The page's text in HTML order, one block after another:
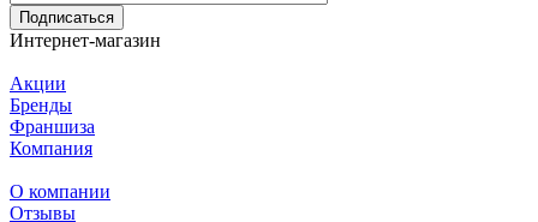
Подписаться
Интернет-магазин
Акции
Бренды
Франшиза
Компания
О компании
Отзывы